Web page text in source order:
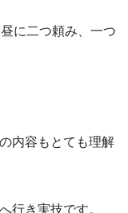
に二つ頼み、一つ
内容もとても理解
行き実技です。